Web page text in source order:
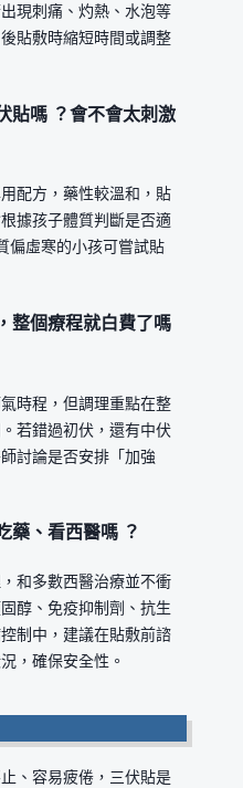
現刺痛、灼熱、水泡等
貼敷時縮短時間或調整
貼嗎 ？會不會太刺激
配方，藥性較溫和，貼
據孩子體質判斷是否適
偏虛寒的小孩可嘗試貼
整個療程就白費了嗎
時程，但調理重點在整
若錯過初伏，還有中伏
討論是否安排「加強
藥、看西醫嗎 ？
和多數西醫治療並不衝
醇、免疫抑制劑、抗生
制中，建議在貼敷前諮
，確保安全性。
、容易疲倦，三伏貼是